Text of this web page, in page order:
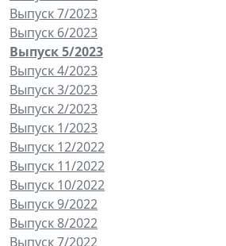
Выпуск 7/2023
Выпуск 6/2023
Выпуск 5/2023
Выпуск 4/2023
Выпуск 3/2023
Выпуск 2/2023
Выпуск 1/2023
Выпуск 12/2022
Выпуск 11/2022
Выпуск 10/2022
Выпуск 9/2022
Выпуск 8/2022
Выпуск 7/2022